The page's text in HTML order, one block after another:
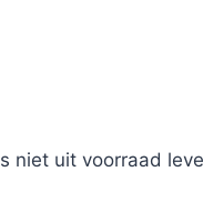
niet uit voorraad